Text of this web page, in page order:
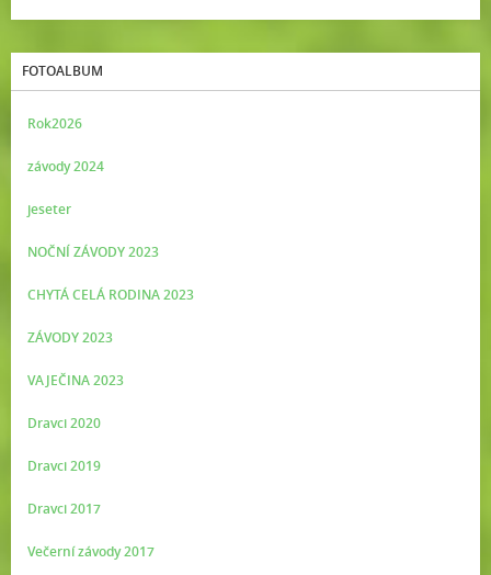
FOTOALBUM
Rok2026
závody 2024
jeseter
NOČNÍ ZÁVODY 2023
CHYTÁ CELÁ RODINA 2023
ZÁVODY 2023
VAJEČINA 2023
Dravci 2020
Dravci 2019
Dravci 2017
Večerní závody 2017